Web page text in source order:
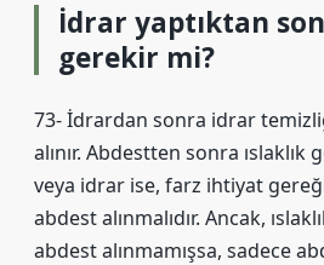
İdrar yaptıktan
gerekir mi?
73- İdrardan sonra idrar
alınır. Abdestten sonra
veya idrar ise, farz ihtiyat
abdest alınmalıdır. Ancak,
abdest alınmamışsa, sadece